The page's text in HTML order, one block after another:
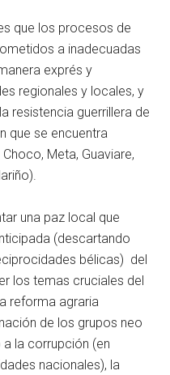
que los procesos de
a inadecuadas
exprés y
regionales y locales, y
resistencia guerrillera de
que se encuentra
Meta, Guaviare,
una paz local que
(descartando
bélicas) del
los temas cruciales del
reforma agraria
de los grupos neo
la corrupción (en
nacionales), la